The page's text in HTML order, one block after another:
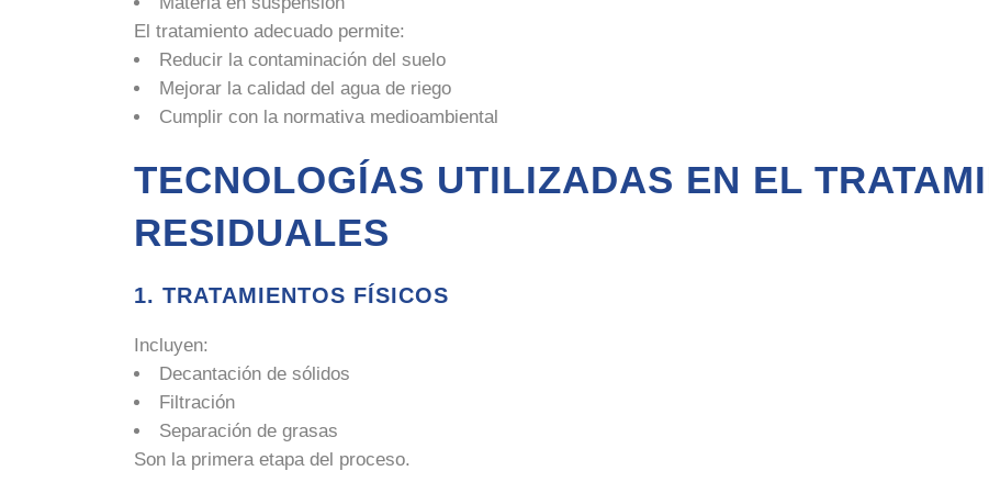
El tratamiento adecuado permite:
Reducir la contaminación del suelo
Mejorar la calidad del agua de riego
Cumplir con la normativa medioambiental
TECNOLOGÍAS UTILIZADAS EN EL
RESIDUALES
1. TRATAMIENTOS FÍSICOS
Incluyen:
Decantación de sólidos
Filtración
Separación de grasas
Son la primera etapa del proceso.